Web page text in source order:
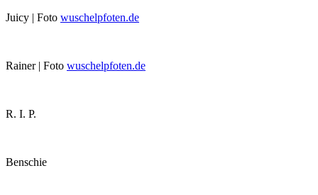
Juicy | Foto wuschelpfoten.de
Rainer | Foto wuschelpfoten.de
R. I. P.
Benschie